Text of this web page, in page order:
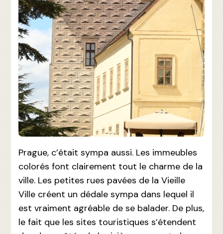
Prague, c’était sympa aussi. Les immeubles
colorés font clairement tout le charme de la
ville. Les petites rues pavées de la Vieille
Ville créent un dédale sympa dans lequel il
est vraiment agréable de se balader. De plus,
le fait que les sites touristiques s’étendent